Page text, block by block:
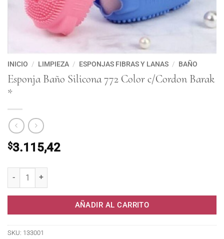
INICIO / LIMPIEZA / ESPONJAS FIBRAS Y LANAS / BAÑO
Esponja Baño Silicona 772 Color c/Cordon Barak
*
$3.115,42
AÑADIR AL CARRITO
SKU: 133001